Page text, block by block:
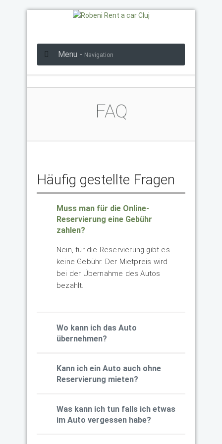
Menu - Navigation
FAQ
Häufig gestellte Fragen
Muss man für die Online-
Reservierung eine Gebühr
zahlen?
Nein, für die Reservierung gibt es
keine Gebühr. Der Mietpreis wird
bei der Übernahme des Autos
bezahlt.
Wo kann ich das Auto
übernehmen?
Kann ich ein Auto auch ohne
Reservierung mieten?
Was kann ich tun falls ich etwas
im Auto vergessen habe?